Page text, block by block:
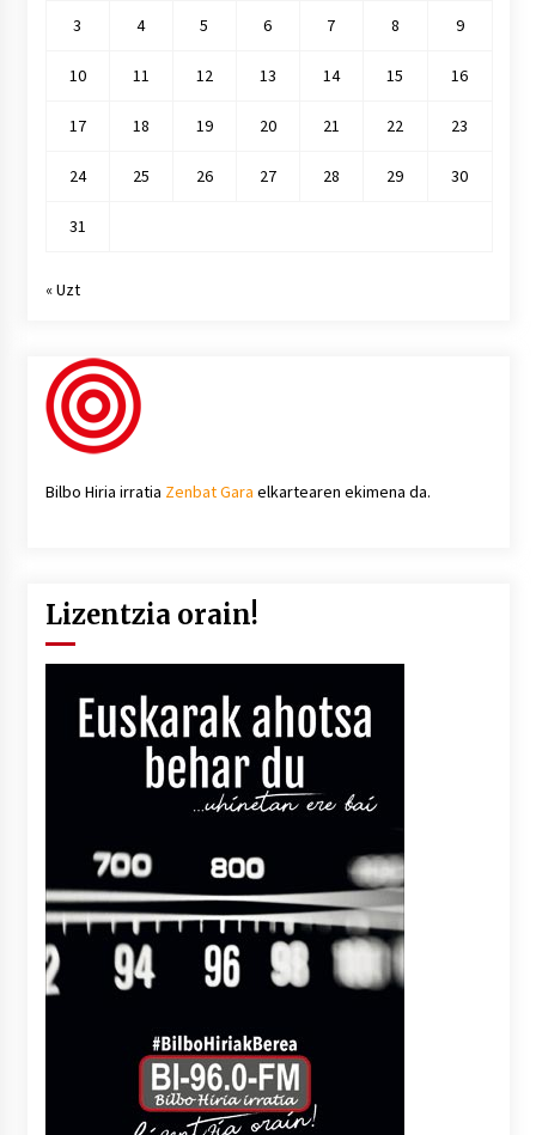
3 4 5 6 7 8 9
10 11 12 13 14 15 16
17 18 19 20 21 22 23
24 25 26 27 28 29 30
31
« Uzt
Bilbo Hiria irratia Zenbat Gara elkartearen ekimena da.
Lizentzia orain!